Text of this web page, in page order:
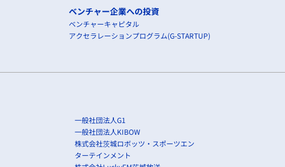
ベンチャー企業への投資
ベンチャーキャピタル
アクセラレーションプログラム(G-STARTUP)
一般社団法人G1
一般社団法人KIBOW
株式会社茨城ロボッツ・スポーツエン
ターテインメント